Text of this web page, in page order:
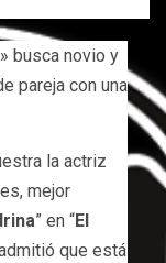
busca novio y
pareja con una
la actriz
mejor
” en “El
que está